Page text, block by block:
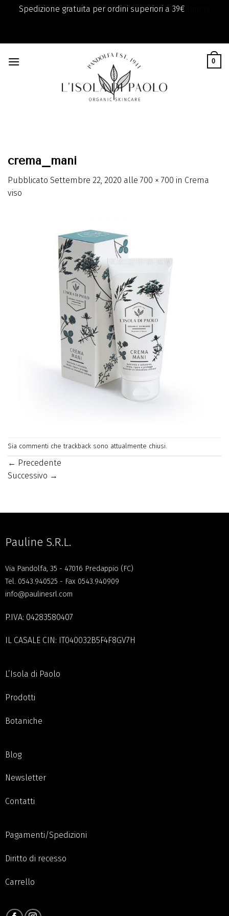
Spedizione gratuita per ordini superiori a 39€
content
0
crema_mani
Pubblicato Settembre 22, 2020 alle 700 × 700 in Crema
viso
Sia commenti che trackback sono attualmente chiusi.
← Precedente
Successivo →
Pauline S.R.L.
Via Pandolfa, 35 - 47016 Predappio (FC)
Tel. 0543.940525 - Fax 0543.940909
info@paulinesrl.com
P.IVA: 04283580407
IL CASALE CIN: IT040032B5F4F8GV7H
L’Isola di Paolo
Prodotti
Botaniche
Blog
Newsletter
Contatti
Pagamenti/Spedizioni
Diritto di recesso
Carrello